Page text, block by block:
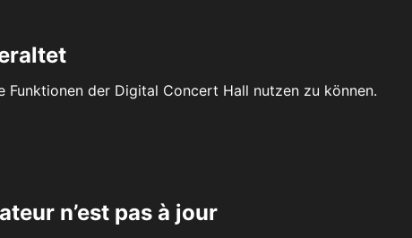
Funktionen der Digital Concert Hall nutzen zu können.
n’est pas à jour